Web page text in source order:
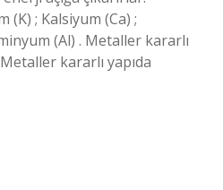
(K) ; Kalsiyum (Ca) ;
(Al) . Metaller kararlı
kararlı yapıda